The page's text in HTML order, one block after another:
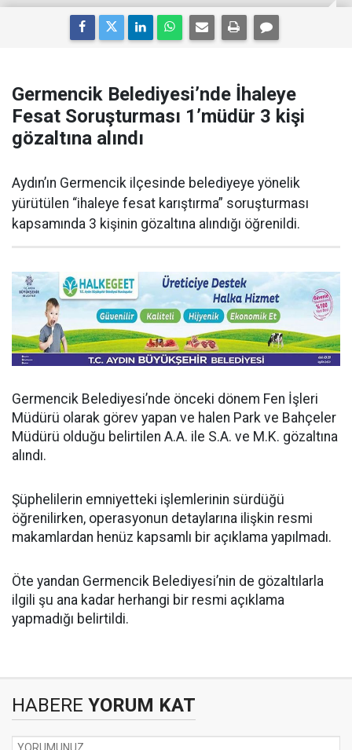
Germencik Belediyesi’nde İhaleye
Fesat Soruşturması 1’müdür 3 kişi
gözaltına alındı
Aydın’ın Germencik ilçesinde belediyeye yönelik
yürütülen “ihaleye fesat karıştırma” soruşturması
kapsamında 3 kişinin gözaltına alındığı öğrenildi.
Germencik Belediyesi’nde önceki dönem Fen İşleri
Müdürü olarak görev yapan ve halen Park ve Bahçeler
Müdürü olduğu belirtilen A.A. ile S.A. ve M.K. gözaltına
alındı.
Şüphelilerin emniyetteki işlemlerinin sürdüğü
öğrenilirken, operasyonun detaylarına ilişkin resmi
makamlardan henüz kapsamlı bir açıklama yapılmadı.
Öte yandan Germencik Belediyesi’nin de gözaltılarla
ilgili şu ana kadar herhangi bir resmi açıklama
yapmadığı belirtildi.
HABERE YORUM KAT